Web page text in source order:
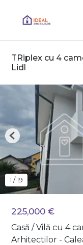
TRiplex cu 4
Lidl
225,000 €
Casă / Vilă cu 4
Arhitectilor -
1 /19
Previous